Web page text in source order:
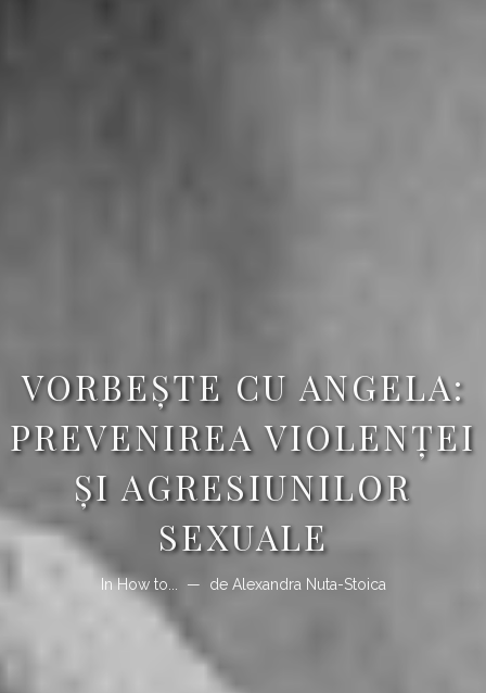
VORBEȘTE CU ANGELA:
PREVENIREA VIOLENȚEI
ȘI AGRESIUNILOR
SEXUALE
InHow to... de Alexandra Nuta-Stoica